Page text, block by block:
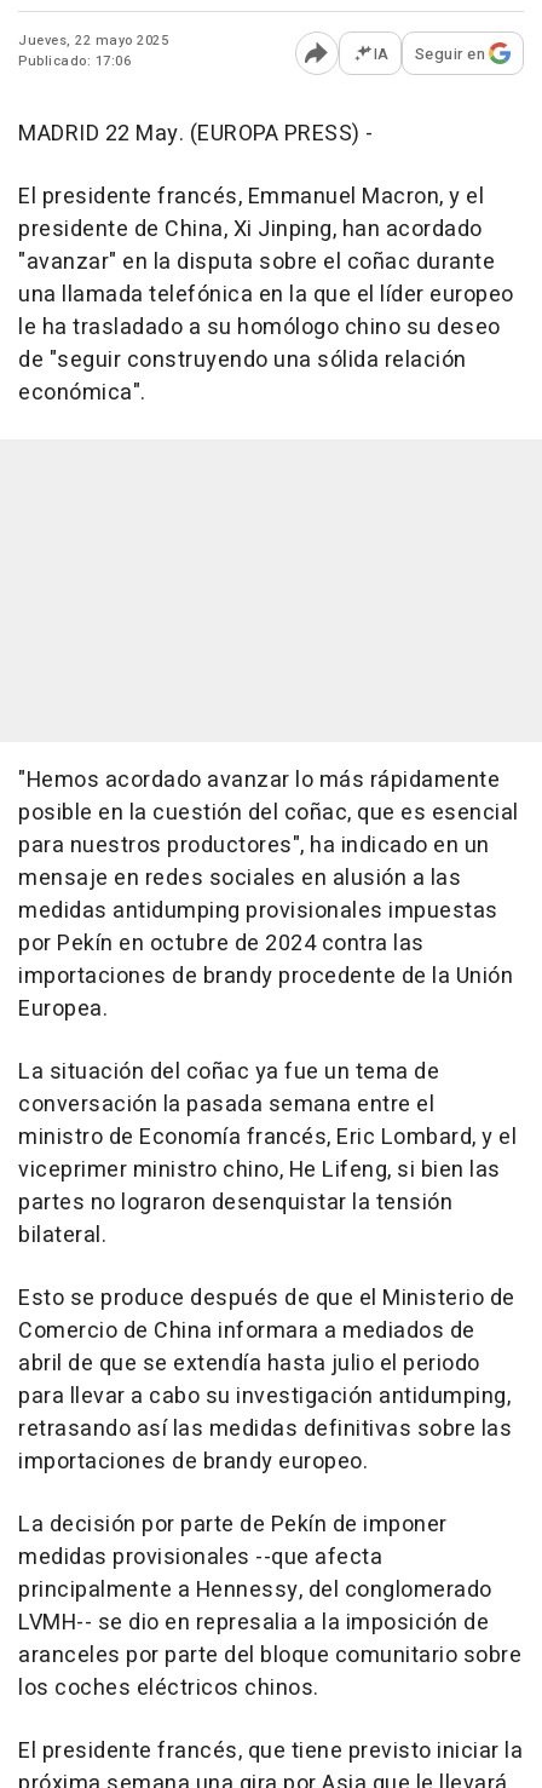
Jueves, 22 mayo 2025
Publicado: 17:06
Abrir opciones para
IA Seguir en
MADRID 22 May. (EUROPA PRESS) -
El presidente francés, Emmanuel Macron, y el
presidente de China, Xi Jinping, han acordado
"avanzar" en la disputa sobre el coñac durante
una llamada telefónica en la que el líder europeo
le ha trasladado a su homólogo chino su deseo
de "seguir construyendo una sólida relación
económica".
"Hemos acordado avanzar lo más rápidamente
posible en la cuestión del coñac, que es esencial
para nuestros productores", ha indicado en un
mensaje en redes sociales en alusión a las
medidas antidumping provisionales impuestas
por Pekín en octubre de 2024 contra las
importaciones de brandy procedente de la Unión
Europea.
La situación del coñac ya fue un tema de
conversación la pasada semana entre el
ministro de Economía francés, Eric Lombard, y el
viceprimer ministro chino, He Lifeng, si bien las
partes no lograron desenquistar la tensión
bilateral.
Esto se produce después de que el Ministerio de
Comercio de China informara a mediados de
abril de que se extendía hasta julio el periodo
para llevar a cabo su investigación antidumping,
retrasando así las medidas definitivas sobre las
importaciones de brandy europeo.
La decisión por parte de Pekín de imponer
medidas provisionales --que afecta
principalmente a Hennessy, del conglomerado
LVMH-- se dio en represalia a la imposición de
aranceles por parte del bloque comunitario sobre
los coches eléctricos chinos.
El presidente francés, que tiene previsto iniciar la